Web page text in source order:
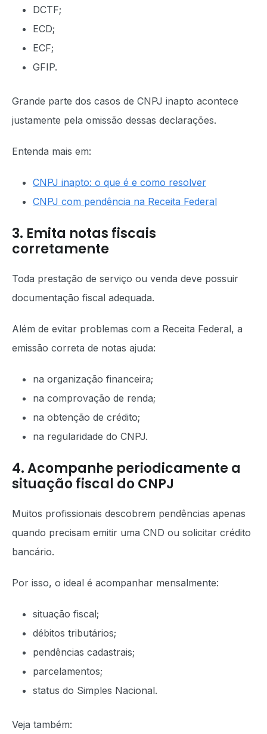
DCTF;
ECD;
ECF;
GFIP.
Grande parte dos casos de CNPJ inapto acontece
justamente pela omissão dessas declarações.
Entenda mais em:
CNPJ inapto: o que é e como resolver
CNPJ com pendência na Receita Federal
3. Emita notas fiscais
corretamente
Toda prestação de serviço ou venda deve possuir
documentação fiscal adequada.
Além de evitar problemas com a Receita Federal, a
emissão correta de notas ajuda:
na organização financeira;
na comprovação de renda;
na obtenção de crédito;
na regularidade do CNPJ.
4. Acompanhe periodicamente a
situação fiscal do CNPJ
Muitos profissionais descobrem pendências apenas
quando precisam emitir uma CND ou solicitar crédito
bancário.
Por isso, o ideal é acompanhar mensalmente:
situação fiscal;
débitos tributários;
pendências cadastrais;
parcelamentos;
status do Simples Nacional.
Veja também: